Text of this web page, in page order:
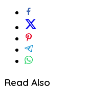
Read Also